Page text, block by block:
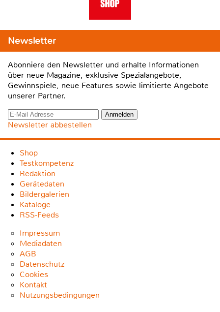
Newsletter
Abonniere den Newsletter und erhalte Informationen
über neue Magazine, exklusive Spezialangebote,
Gewinnspiele, neue Features sowie limitierte Angebote
unserer Partner.
Newsletter abbestellen
Shop
Testkompetenz
Redaktion
Gerätedaten
Bildergalerien
Kataloge
RSS-Feeds
Impressum
Mediadaten
AGB
Datenschutz
Cookies
Kontakt
Nutzungsbedingungen